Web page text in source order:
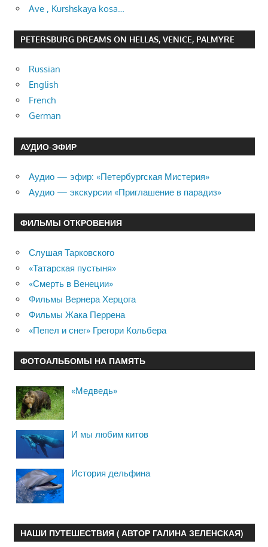
Ave , Kurshskaya kosa…
PETERSBURG DREAMS ON HELLAS, VENICE, PALMYRE
Russian
English
French
German
АУДИО-ЭФИР
Аудио — эфир: «Петербургская Мистерия»
Аудио — экскурсии «Приглашение в парадиз»
ФИЛЬМЫ ОТКРОВЕНИЯ
Слушая Тарковского
«Татарская пустыня»
«Смерть в Венеции»
Фильмы Вернера Херцога
Фильмы Жака Перрена
«Пепел и снег» Грегори Кольбера
ФОТОАЛЬБОМЫ НА ПАМЯТЬ
«Медведь»
И мы любим китов
История дельфина
НАШИ ПУТЕШЕСТВИЯ ( АВТОР ГАЛИНА ЗЕЛЕНСКАЯ)